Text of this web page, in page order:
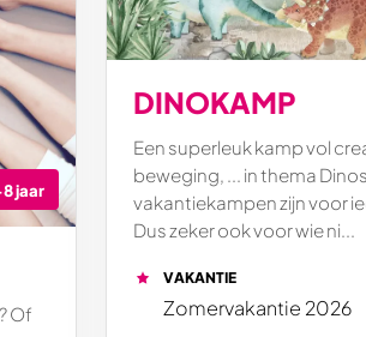
jaar
Of
DINOKAMP
Een superleuk kamp vol
beweging, ... in thema
vakantiekampen zijn voor
Dus zeker ook voor wie ni...
VAKANTIE
Zomervakantie 2026